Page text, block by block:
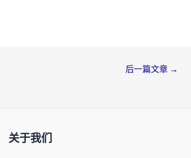
后一篇文章 →
关于我们